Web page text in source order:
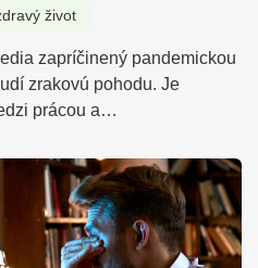
život
zapríčinený pandemickou
zrakovú pohodu. Je
prácou a…